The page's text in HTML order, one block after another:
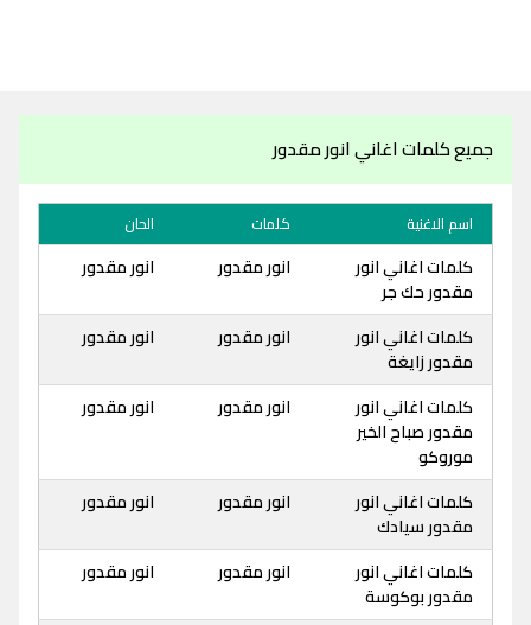
جميع كلمات اغاني انور مقدور
اسم الاغنية كلمات الحان
كلمات اغاني انور
مقدور حك جر
انور مقدور انور مقدور
كلمات اغاني انور
مقدور زايغة
انور مقدور انور مقدور
كلمات اغاني انور
مقدور صباح الخير
موروكو
انور مقدور انور مقدور
كلمات اغاني انور
مقدور سيادك
انور مقدور انور مقدور
كلمات اغاني انور
مقدور بوكوسة
انور مقدور انور مقدور